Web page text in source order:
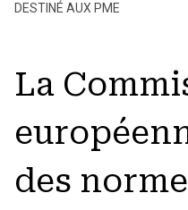
DESTINÉ AUX PME
La
des